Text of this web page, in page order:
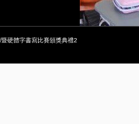
硬體字書寫比賽頒獎典禮2